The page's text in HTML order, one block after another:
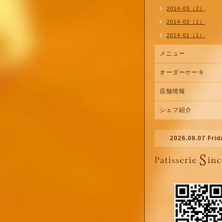
2014-03（2）
2014-02（1）
2014-01（1）
メニュー
オーダーケーキ
店舗情報
シェフ紹介
2026.08.07